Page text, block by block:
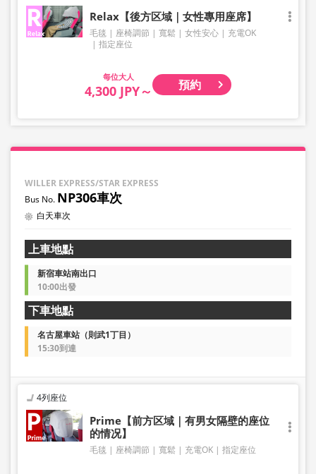
Relax【後方区域｜女性專用座席】
毛毯 座椅調節 寬鬆 女性安心
充電OK
指定座位
大人
4,300 JPY～ 預約
WILLER EXPRESS/STAR EXPRESS
NP306車次
白天車次
上車地點
新宿車站南出口
10:00出發
下車地點
名古屋車站（則武1丁目）
15:30到達
4列座位
Prime【前方区域｜有男女隔壁的座位
的情况】
毛毯 座椅調節 寬鬆 充電OK 指定座位